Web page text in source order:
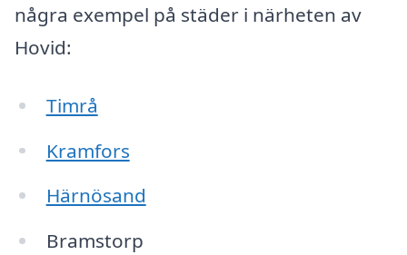
några exempel på städer i närheten av
Hovid:
Timrå
Kramfors
Härnösand
Bramstorp